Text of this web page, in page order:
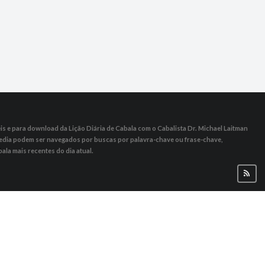
​​e para download da Lição Diária de Cabala com o Cabalista Dr. Michael Laitman
podem ser navegados por buscas por palavra-chave ou frase-chave,
mais recentes do dia atual.